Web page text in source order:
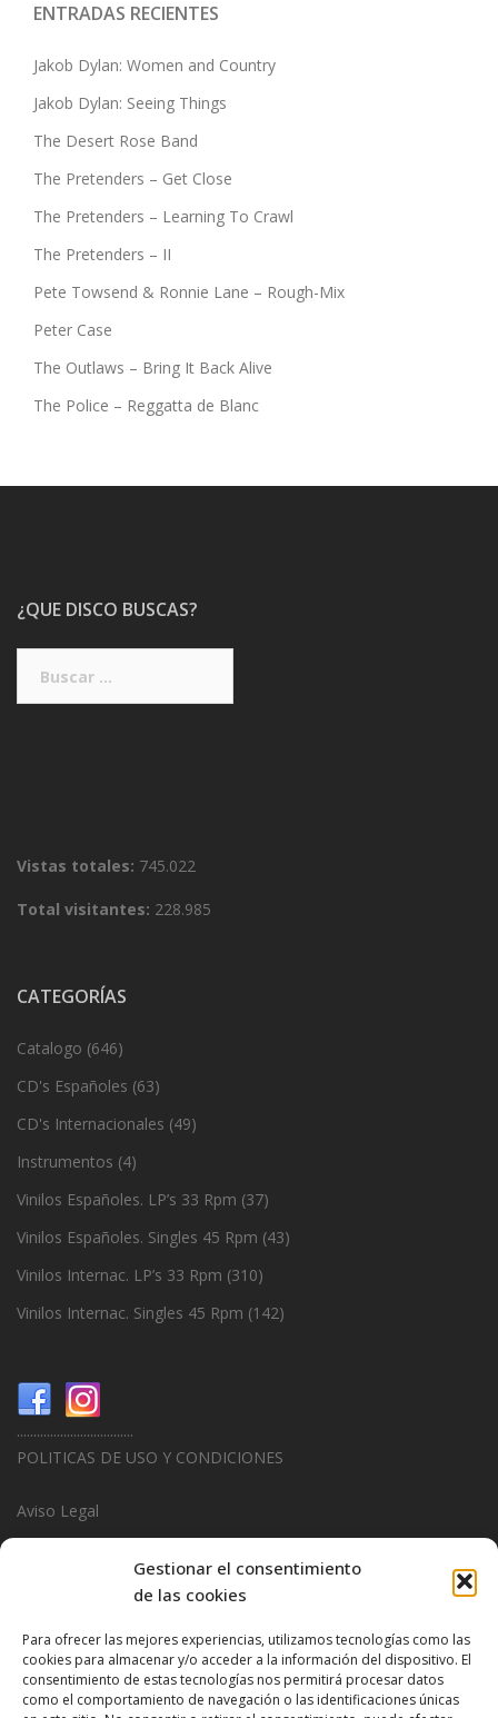
Gestionar el consentimiento
de las cookies
Para ofrecer las mejores experiencias, utilizamos tecnologías como las
cookies para almacenar y/o acceder a la información del dispositivo. El
consentimiento de estas tecnologías nos permitirá procesar datos
como el comportamiento de navegación o las identificaciones únicas
ENTRADAS RECIENTES
Jakob Dylan: Women and Country
Jakob Dylan: Seeing Things
The Desert Rose Band
The Pretenders – Get Close
The Pretenders – Learning To Crawl
The Pretenders – II
Pete Towsend & Ronnie Lane – Rough-Mix
Peter Case
The Outlaws – Bring It Back Alive
The Police – Reggatta de Blanc
¿QUE DISCO BUSCAS?
Vistas totales: 745.022
Total visitantes: 228.985
CATEGORÍAS
Catalogo (646)
CD's Españoles (63)
CD's Internacionales (49)
Instrumentos (4)
Vinilos Españoles. LP’s 33 Rpm (37)
Vinilos Españoles. Singles 45 Rpm (43)
Vinilos Internac. LP’s 33 Rpm (310)
Vinilos Internac. Singles 45 Rpm (142)
...................................
POLITICAS DE USO Y CONDICIONES
Aviso Legal
Politica de Privacidad
...................................
Design & Promotions ByHitred.com